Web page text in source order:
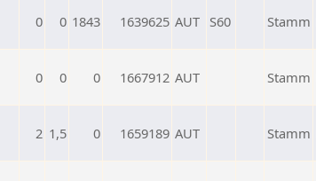
0 0 1843 1639625 AUT S60 Stamm
0 0 0 1667912 AUT Stamm
2 1,5 0 1659189 AUT Stamm